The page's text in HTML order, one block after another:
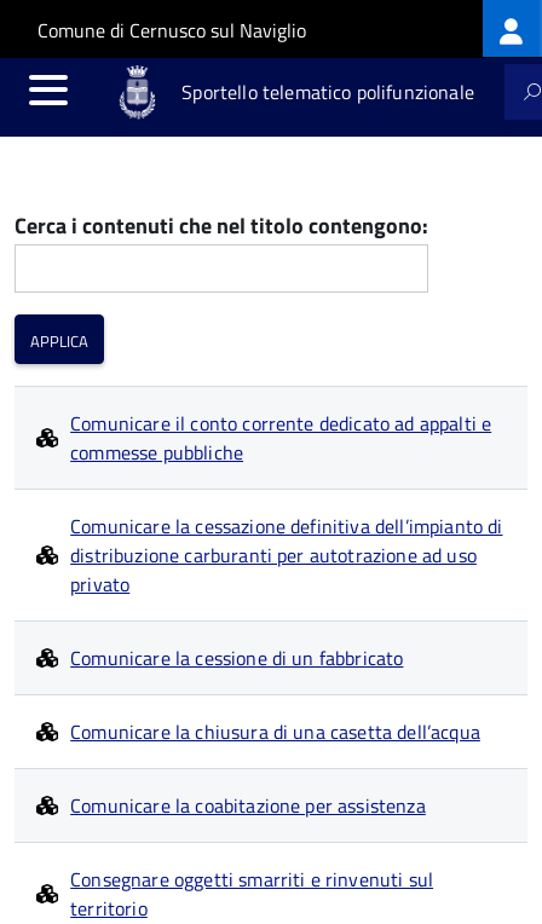
Salta al contenuto principale
Skip to site navigation
Comune di Cernusco sul Naviglio
Sportello telematico polifunzionale
Cerca i contenuti che nel titolo contengono:
Comunicare il conto corrente dedicato ad appalti e
commesse pubbliche
Comunicare la cessazione definitiva dell’impianto di
distribuzione carburanti per autotrazione ad uso
privato
Comunicare la cessione di un fabbricato
Comunicare la chiusura di una casetta dell’acqua
Comunicare la coabitazione per assistenza
Consegnare oggetti smarriti e rinvenuti sul
territorio